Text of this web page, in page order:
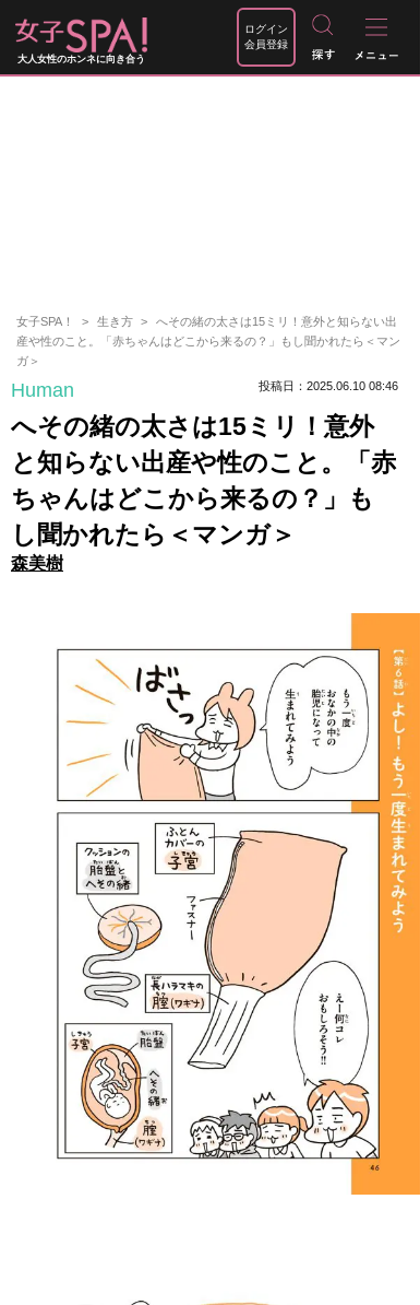
大人女性のホンネに向き合う
ログイン
会員登録
女子SPA！ 生き方
へその緒の太さは15ミリ！意外と知らない出
産や性のこと。「赤ちゃんはどこから来るの？」もし聞かれたら＜マン
ガ＞
Human 投稿日：2025.06.10 08:46
へその緒の太さは15ミリ！意外
と知らない出産や性のこと。「赤
ちゃんはどこから来るの？」も
し聞かれたら＜マンガ＞
森美樹